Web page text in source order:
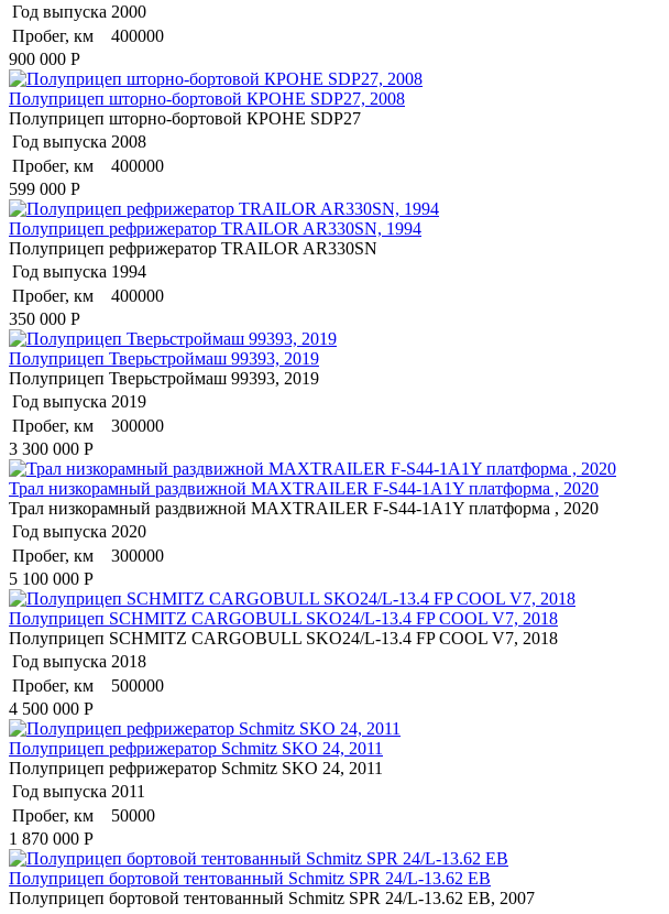
Год выпуска 2000
Пробег, км
400000
900 000 Р
Полуприцеп шторно-бортовой КРОНЕ SDP27, 2008
Полуприцеп шторно-бортовой КРОНЕ SDP27
Год выпуска 2008
Пробег, км
400000
599 000 Р
Полуприцеп рефрижератор TRAILOR AR330SN, 1994
Полуприцеп рефрижератор TRAILOR AR330SN
Год выпуска 1994
Пробег, км
400000
350 000 Р
Полуприцеп Тверьстроймаш 99393, 2019
Полуприцеп Тверьстроймаш 99393, 2019
Год выпуска 2019
Пробег, км
300000
3 300 000 Р
Трал низкорамный раздвижной MAXTRAILER F-S44-1A1Y платформа , 2020
Трал низкорамный раздвижной MAXTRAILER F-S44-1A1Y платформа , 2020
Год выпуска 2020
Пробег, км
300000
5 100 000 Р
Полуприцеп SCHMITZ CARGOBULL SKO24/L-13.4 FP COOL V7, 2018
Полуприцеп SCHMITZ CARGOBULL SKO24/L-13.4 FP COOL V7, 2018
Год выпуска 2018
Пробег, км
500000
4 500 000 Р
Полуприцеп рефрижератор Schmitz SKO 24, 2011
Полуприцеп рефрижератор Schmitz SKO 24, 2011
Год выпуска 2011
Пробег, км
50000
1 870 000 Р
Полуприцеп бортовой тентованный Schmitz SPR 24/L-13.62 EB
Полуприцеп бортовой тентованный Schmitz SPR 24/L-13.62 EB, 2007